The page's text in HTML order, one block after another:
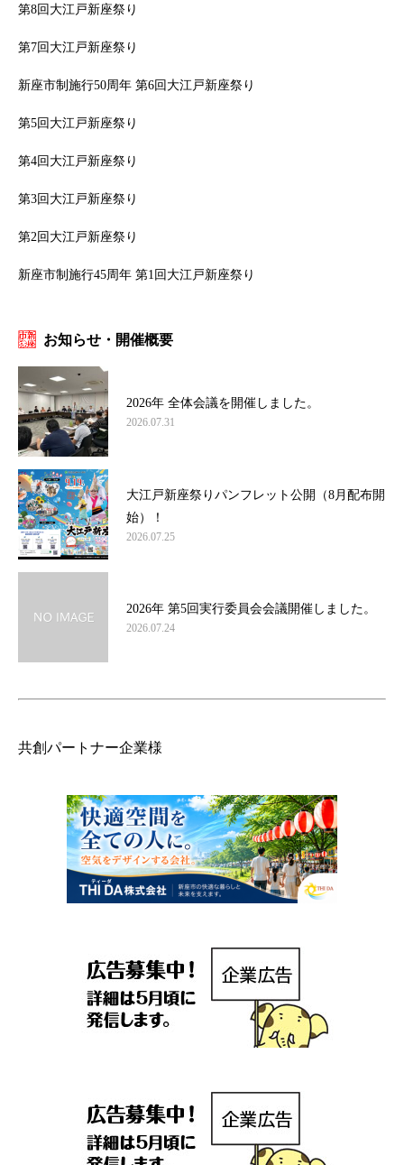
第8回大江戸新座祭り
第7回大江戸新座祭り
新座市制施行50周年 第6回大江戸新座祭り
第5回大江戸新座祭り
第4回大江戸新座祭り
第3回大江戸新座祭り
第2回大江戸新座祭り
新座市制施行45周年 第1回大江戸新座祭り
お知らせ・開催概要
2026年 全体会議を開催しました。
2026.07.31
大江戸新座祭りパンフレット公開（8月配布開
始）！
2026.07.25
2026年 第5回実行委員会会議開催しました。
2026.07.24
共創パートナー企業様